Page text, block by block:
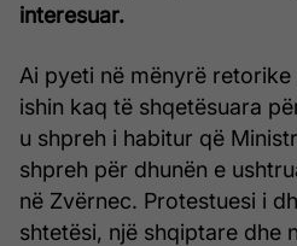
interesuar.
Ai pyeti në mënyrë
ishin kaq të shqetësuara
u shpreh i habitur që
shpreh për dhunën e
në Zvërnec. Protestuesi i
shtetësi, një shqiptare dhe